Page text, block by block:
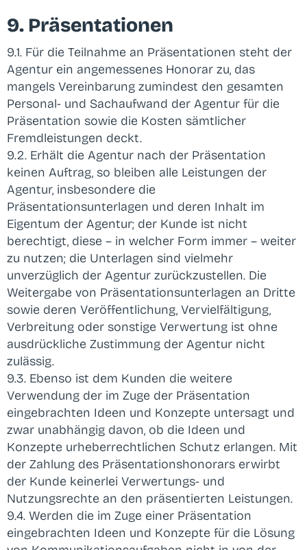
9. Präsentationen
9.1. Für die Teilnahme an Präsentationen steht der
Agentur ein angemessenes Honorar zu, das
mangels Vereinbarung zumindest den gesamten
Personal- und Sachaufwand der Agentur für die
Präsentation sowie die Kosten sämtlicher
Fremdleistungen deckt.
9.2. Erhält die Agentur nach der Präsentation
keinen Auftrag, so bleiben alle Leistungen der
Agentur, insbesondere die
Präsentationsunterlagen und deren Inhalt im
Eigentum der Agentur; der Kunde ist nicht
berechtigt, diese – in welcher Form immer – weiter
zu nutzen; die Unterlagen sind vielmehr
unverzüglich der Agentur zurückzustellen. Die
Weitergabe von Präsentationsunterlagen an Dritte
sowie deren Veröffentlichung, Vervielfältigung,
Verbreitung oder sonstige Verwertung ist ohne
ausdrückliche Zustimmung der Agentur nicht
zulässig.
9.3. Ebenso ist dem Kunden die weitere
Verwendung der im Zuge der Präsentation
eingebrachten Ideen und Konzepte untersagt und
zwar unabhängig davon, ob die Ideen und
Konzepte urheberrechtlichen Schutz erlangen. Mit
der Zahlung des Präsentationshonorars erwirbt
der Kunde keinerlei Verwertungs- und
Nutzungsrechte an den präsentierten Leistungen.
9.4. Werden die im Zuge einer Präsentation
eingebrachten Ideen und Konzepte für die Lösung